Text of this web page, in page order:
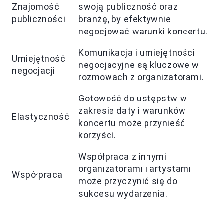
Znajomość
publiczności
swoją publiczność oraz
branżę, by efektywnie
negocjować warunki koncertu.
Umiejętność
negocjacji
Komunikacja i umiejętności
negocjacyjne są kluczowe w
rozmowach z organizatorami.
Elastyczność
Gotowość do ustępstw w
zakresie daty i warunków
koncertu może przynieść
korzyści.
Współpraca
Współpraca z innymi
organizatorami i artystami
może przyczynić się do
sukcesu wydarzenia.